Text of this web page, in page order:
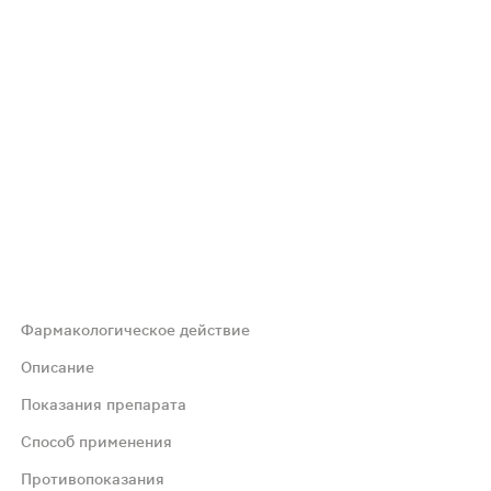
человеческого организма. Улучшает
Фармакологическое действие
Описание
Показания препарата
Способ применения
Противопоказания